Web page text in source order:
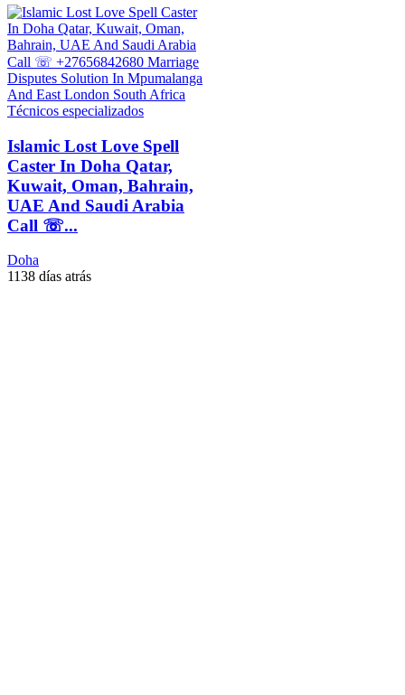
Técnicos especializados
Islamic Lost Love Spell
Caster In Doha Qatar,
Kuwait, Oman, Bahrain,
UAE And Saudi Arabia
Call ☏...
Doha
1138 días atrás